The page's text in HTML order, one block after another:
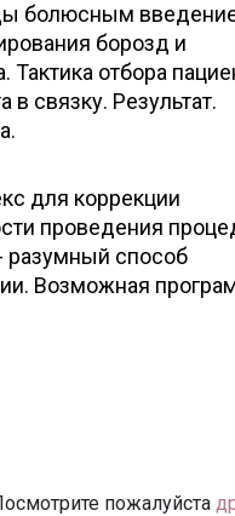
болюсным
борозд и
отбора
связку. Результат.
для коррекции
проведения
разумный способ
Возможная
пожалуйста